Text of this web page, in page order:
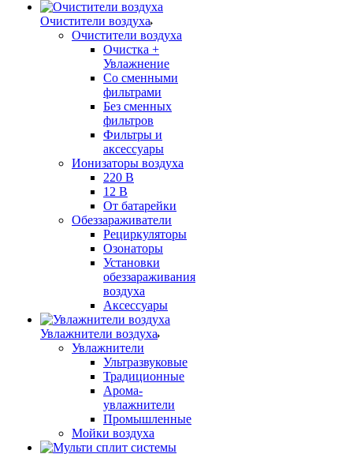
Очистители воздуха
Очистители воздуха
Очистка +
Увлажнение
Cо сменными
фильтрами
Без сменных
фильтров
Фильтры и
аксессуары
Ионизаторы воздуха
220 В
12 В
От батарейки
Обеззараживатели
Рециркуляторы
Озонаторы
Установки
обеззараживания
воздуха
Аксессуары
Увлажнители воздуха
Увлажнители
Ультразвуковые
Традиционные
Арома-
увлажнители
Промышленные
Мойки воздуха